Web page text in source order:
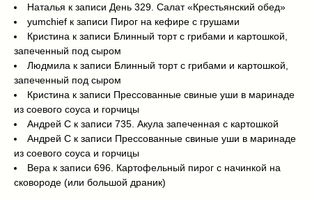
Наталья к записи День 329. Салат «Крестьянский обед»
yumchief к записи Пирог на кефире с грушами
Кристина к записи Блинный торт с грибами и картошкой,
запеченный под сыром
Людмила к записи Блинный торт с грибами и картошкой,
запеченный под сыром
Кристина к записи Прессованные свиные уши в маринаде
из соевого соуса и горчицы
Андрей С к записи 735. Акула запеченная с картошкой
Андрей С к записи Прессованные свиные уши в маринаде
из соевого соуса и горчицы
Вера к записи 696. Картофельный пирог с начинкой на
сковороде (или большой драник)